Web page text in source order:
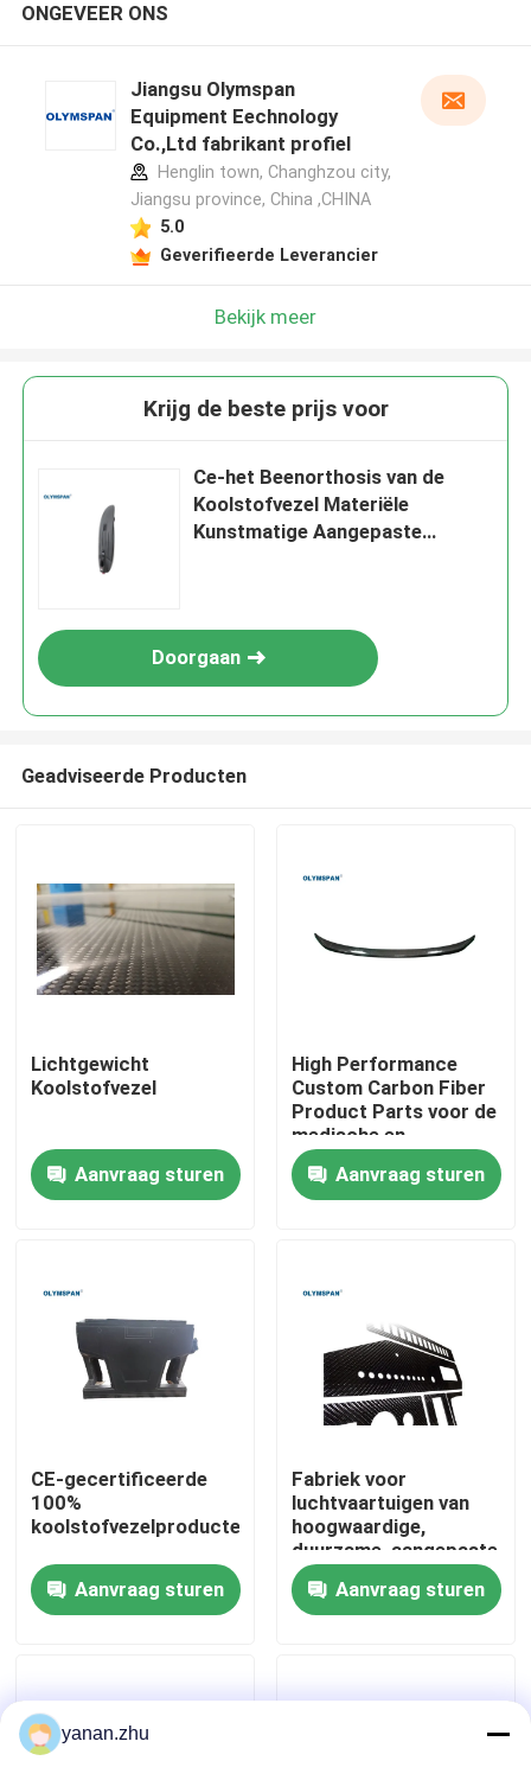
Thuis
Producten
Over ons
Fabriekstocht
Neem contact met ons op
Nieuws
AAC-Autoclaaf
ONGEVEER ONS
Jiangsu Olymspan
Equipment Eechnology
Co.,Ltd fabrikant profiel
Henglin town, Changhzou city,
Jiangsu province, China ,CHINA
5.0
Geverifieerde Leverancier
Bekijk meer
Krijg de beste prijs voor
Ce-het Beenorthosis van de
Koolstofvezel Materiële
Kunstmatige Aangepaste
Doorgaan
Geadviseerde Producten
Lichtgewicht
Koolstofvezel
Aanvraag sturen
High Performance
Custom Carbon Fiber
Product Parts voor de
medische en
automotive industrie
Aanvraag sturen
CE-gecertificeerde
100%
koolstofvezelproducten
Aanvraag sturen
Fabriek voor
luchtvaartuigen van
hoogwaardige,
duurzame, aangepaste
koolstofvezels
Aanvraag sturen
yanan.zhu